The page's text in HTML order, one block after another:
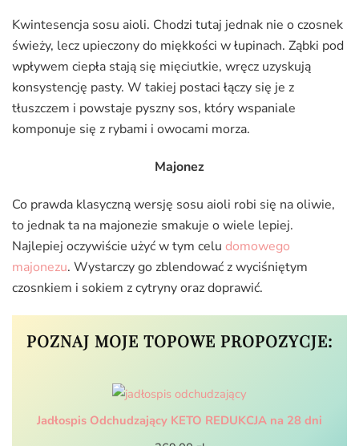
Kwintesencja sosu aioli. Chodzi tutaj jednak nie o czosnek
świeży, lecz upieczony do miękkości w łupinach. Ząbki pod
wpływem ciepła stają się mięciutkie, wręcz uzyskują
konsystencję pasty. W takiej postaci łączy się je z
tłuszczem i powstaje pyszny sos, który wspaniale
komponuje się z rybami i owocami morza.
Majonez
Co prawda klasyczną wersję sosu aioli robi się na oliwie,
to jednak ta na majonezie smakuje o wiele lepiej.
Najlepiej oczywiście użyć w tym celu domowego
majonezu. Wystarczy go zblendować z wyciśniętym
czosnkiem i sokiem z cytryny oraz doprawić.
POZNAJ MOJE TOPOWE PROPOZYCJE:
Jadłospis Odchudzający KETO REDUKCJA na 28 dni